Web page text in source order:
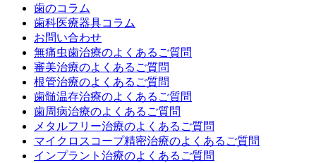
歯のコラム
歯科医療器具コラム
お問い合わせ
無痛虫歯治療のよくあるご質問
審美治療のよくあるご質問
根管治療のよくあるご質問
歯髄温存治療のよくあるご質問
歯周病治療のよくあるご質問
メタルフリー治療のよくあるご質問
マイクロスコープ精密治療のよくあるご質問
インプラント治療のよくあるご質問